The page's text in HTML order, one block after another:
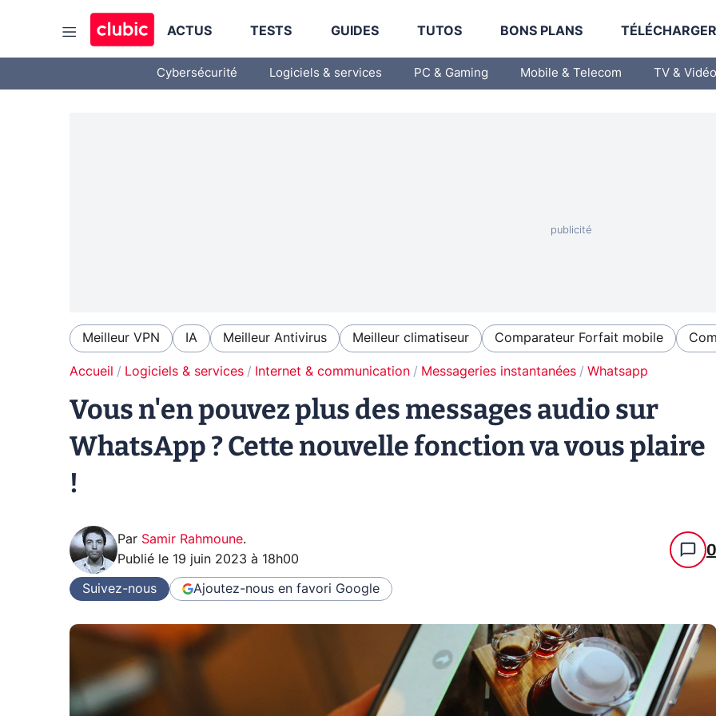
ACTUS TESTS GUIDES TUTOS BONS PLANS
Cybersécurité Logiciels & services PC & Gaming Mobile & Telecom TV & Vidéo
Meilleur VPN IA Meilleur Antivirus Meilleur climatiseur Comparateur Forfait mobile
Accueil Logiciels & services Internet & communication Messageries instantanées Whatsapp
Vous n'en pouvez plus des messages audio sur
WhatsApp ? Cette nouvelle fonction va vous plaire
!
Par Samir Rahmoune.
Publié le 19 juin 2023 à 18h00 0
Suivez-nous Ajoutez-nous en favori Google